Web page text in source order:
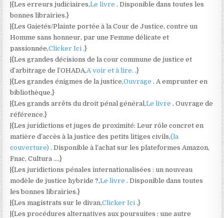
|{Les erreurs judiciaires,Le livre. Disponible dans toutes les
bonnes librairies.}
|{Les Gaietés/Plainte portée à la Cour de Justice, contre un
Homme sans honneur, par une Femme délicate et
passionnée,Clicker Ici.}
|{Les grandes décisions de la cour commune de justice et
d’arbitrage de l’OHADA,A voir et à lire..}
|{Les grandes énigmes de la justice,Ouvrage. A emprunter en
bibliothèque.}
|{Les grands arrêts du droit pénal général,Le livre. Ouvrage de
référence.}
|{Les juridictions et juges de proximité: Leur rôle concret en
matière d’accès à la justice des petits litiges civils,(la
couverture). Disponible à l’achat sur les plateformes Amazon,
Fnac, Cultura ….}
|{Les juridictions pénales internationalisées : un nouveau
modèle de justice hybride ?,Le livre. Disponible dans toutes
les bonnes librairies.}
|{Les magistrats sur le divan,Clicker Ici.}
|{Les procédures alternatives aux poursuites : une autre